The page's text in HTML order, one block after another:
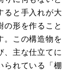
ると手入れが大
の形を作ること
。この構造物を
、主な仕立てに
られている「棚